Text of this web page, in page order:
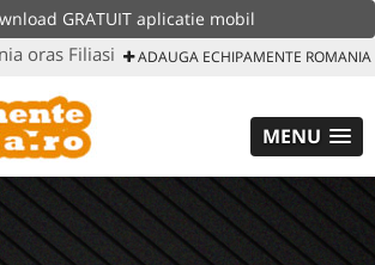
GRATUIT aplicatie mobil
oras Filiasi ADAUGA ECHIPAMENTE ROMANIA
MENU